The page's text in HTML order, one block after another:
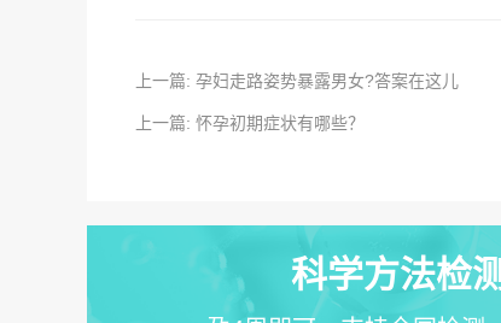
上一篇: 孕妇走路姿势暴露男女?答案在这儿
上一篇: 怀孕初期症状有哪些？
科学方法检